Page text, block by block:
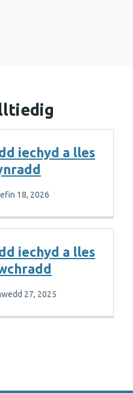
iechyd a lles
18, 2026
iechyd a lles
27, 2025